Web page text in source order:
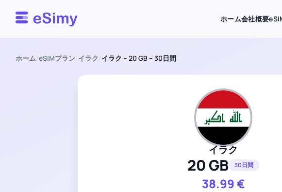
Esimy ホーム会社概要
ホーム/eSIMプラン/イラク/イラク – 20 GB – 30日間
イラク
20 GB 30日間
38.99€